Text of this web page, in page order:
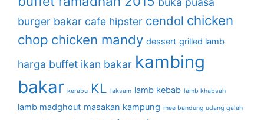
burger bakar cafe hipster cendol chicken
chop chicken mandy dessert grilled lamb
harga buffet ikan bakar kambing
bakar kerabu KL laksam lamb kebab lamb khabsah
lamb madghout masakan kampung mee bandung udang galah